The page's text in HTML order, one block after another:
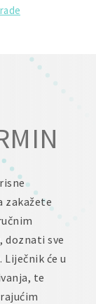
zakažete
sve
će u
te